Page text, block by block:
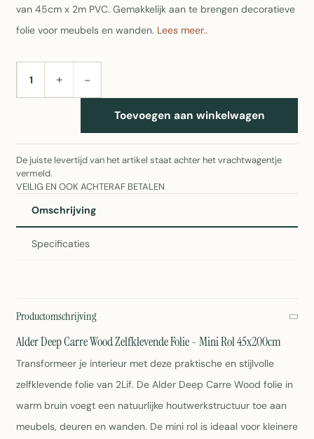
van 45cm x 2m PVC. Gemakkelijk aan te brengen decoratieve
folie voor meubels en wanden. Lees meer..
AANTAL+ −
Toevoegen aan winkelwagen
De juiste levertijd van het artikel staat achter het vrachtwagentje
vermeld.
VEILIG EN OOK ACHTERAF BETALEN
Omschrijving
Specificaties
Productomschrijving
Alder Deep Carre Wood Zelfklevende Folie - Mini Rol 45x200cm
Transformeer je interieur met deze praktische en stijlvolle
zelfklevende folie van 2Lif. De Alder Deep Carre Wood folie in
warm bruin voegt een natuurlijke houtwerkstructuur toe aan
meubels, deuren en wanden. De mini rol is ideaal voor kleinere